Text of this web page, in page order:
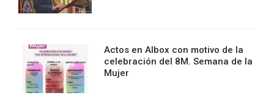
Actos en Albox con motivo de la
celebración del 8M. Semana de la
Mujer